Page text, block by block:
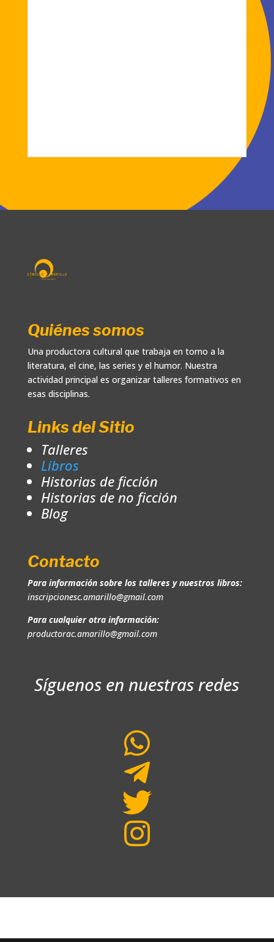
Quiénes somos
Una productora cultural que trabaja en torno a la
literatura, el cine, las series y el humor. Nuestra
actividad principal es organizar talleres formativos en
esas disciplinas.
Links del Sitio
Talleres
Libros
Historias de ficción
Historias de no ficción
Blog
Contacto
Para información sobre los talleres y nuestros libros:
inscripcionesc.amarillo@gmail.com
Para cualquier otra información:
productorac.amarillo@gmail.com
Síguenos en nuestras redes



